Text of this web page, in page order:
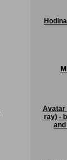
Avatar
ray) -
and